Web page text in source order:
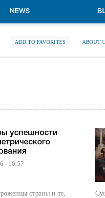
NEWS
ADD TO FAVORITES ABOUT
успешности
- 10:57
страны и те,